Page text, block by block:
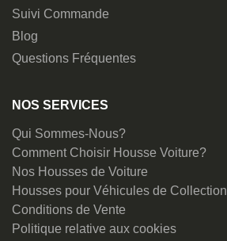
Suivi Commande
Blog
Questions Fréquentes
NOS SERVICES
Qui Sommes-Nous?
Comment Choisir Housse Voiture?
Nos Housses de Voiture
Housses pour Véhicules de Collection
Conditions de Vente
Politique relative aux cookies